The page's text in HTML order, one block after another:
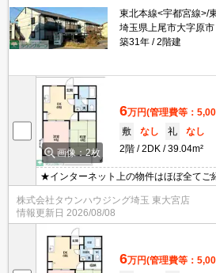
東北本線<宇都宮線>/
埼玉県上尾市大字原市
築31年
2階建
画像：2枚
6万円(管理費等：
敷
なし 礼
なし
2階
2DK 39.04m²
★インターネット上の物件はほぼ全てご
紹介致します★お部屋探しは情報量地
東大宮店まで★
株式会社タウンハウジング埼玉 東大宮店
情報更新日 2026/08/08
6万円(管理費等：